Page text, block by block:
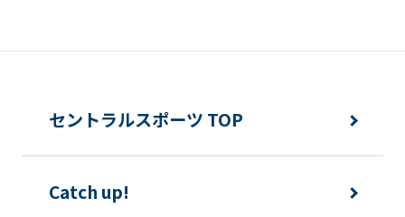
ご利用上の諸連絡や利用状況の確認の
む）等、新商品・サービスの立案・開
セントラルスポーツ TOP
Catch up!